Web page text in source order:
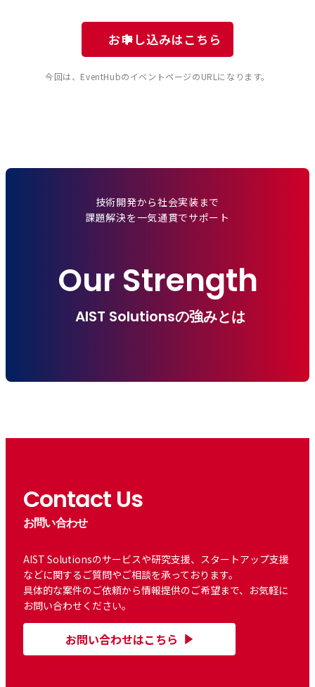
お申し込みはこちら
今回は、EventHubのイベントページのURLになります。
技術開発から社会実装まで
課題解決を一気通貫でサポート
Our Strength
AIST Solutionsの強みとは
Contact Us
お問い合わせ
AIST Solutionsのサービスや研究支援、スタートアップ支援
などに関するご質問やご相談を承っております。
具体的な案件のご依頼から情報提供のご希望まで、お気軽に
お問い合わせください。
お問い合わせはこちら